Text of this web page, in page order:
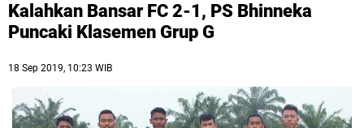
Kalahkan Bansar FC 2-1, PS Bhinneka
Puncaki Klasemen Grup G
18 Sep 2019, 10:23 WIB